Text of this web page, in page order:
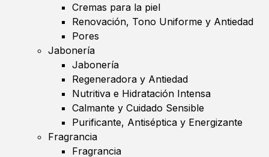
Cremas para la piel
Renovación, Tono Uniforme y Antiedad
Pores
Jabonería
Jabonería
Regeneradora y Antiedad
Nutritiva e Hidratación Intensa
Calmante y Cuidado Sensible
Purificante, Antiséptica y Energizante
Fragrancia
Fragrancia